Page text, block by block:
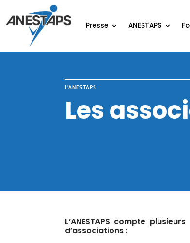
Presse ANESTAPS
L’ANESTAPS
Les
L’ANESTAPS compte
d’associations :